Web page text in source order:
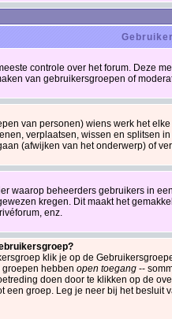
controle over het forum. Deze
van gebruikersgroepen of
van personen) wiens werk het
verplaatsen, wissen en splitsen
(afwijken van het onderwerp) of
waarop beheerders gebruikers in
kregen. Dit maakt het
enz.
klik je op de
hebben open toegang --
doen door te klikken op de
een groep. Leg je neer bij het